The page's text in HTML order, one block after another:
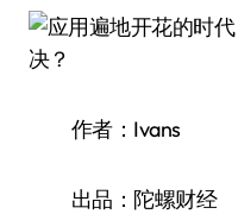
作者：Ivans
出品：陀螺财经